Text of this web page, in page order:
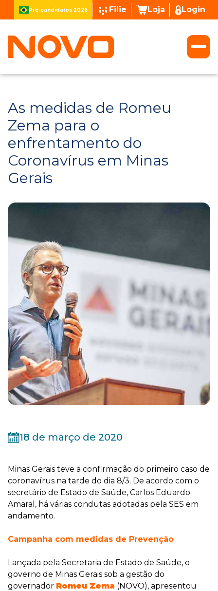
Pré-candidatos 2026 Filie Loja Login
As medidas de Romeu
Zema para o
enfrentamento do
Coronavírus em Minas
Gerais
18 de março de 2020
Minas Gerais teve a confirmação do primeiro caso de
coronavírus na tarde do dia 8/3. De acordo com o
secretário de Estado de Saúde, Carlos Eduardo
Amaral, há várias condutas adotadas pela SES em
andamento.
Campanha com medidas de Prevenção
Lançada pela Secretaria de Estado de Saúde, o
governo de Minas Gerais sob a gestão do
governador Romeu Zema (NOVO), apresentou